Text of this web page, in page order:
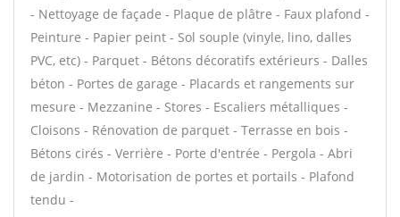
- Nettoyage de façade - Plaque de plâtre - Faux plafond -
Peinture - Papier peint - Sol souple (vinyle, lino, dalles
PVC, etc) - Parquet - Bétons décoratifs extérieurs - Dalles
béton - Portes de garage - Placards et rangements sur
mesure - Mezzanine - Stores - Escaliers métalliques -
Cloisons - Rénovation de parquet - Terrasse en bois -
Bétons cirés - Verrière - Porte d'entrée - Pergola - Abri
de jardin - Motorisation de portes et portails - Plafond
tendu -